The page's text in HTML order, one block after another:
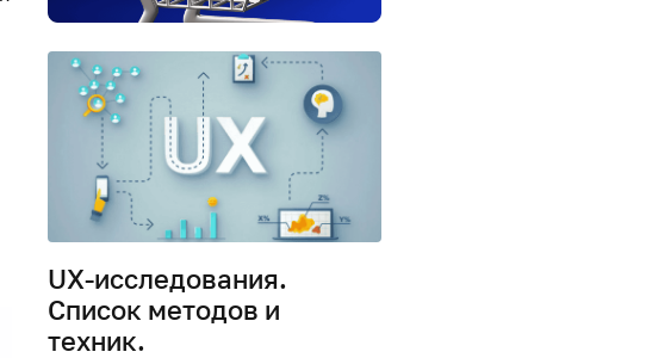
UX-исследования.
Список методов и
техник.